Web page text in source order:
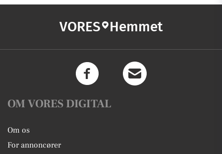
VORES Hemmet
OM VORES DIGITAL
Om os
For annoncører